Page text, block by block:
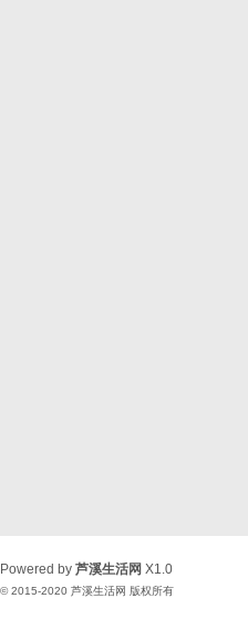
Powered by 芦溪生活网 X1.0
© 2015-2020 芦溪生活网 版权所有